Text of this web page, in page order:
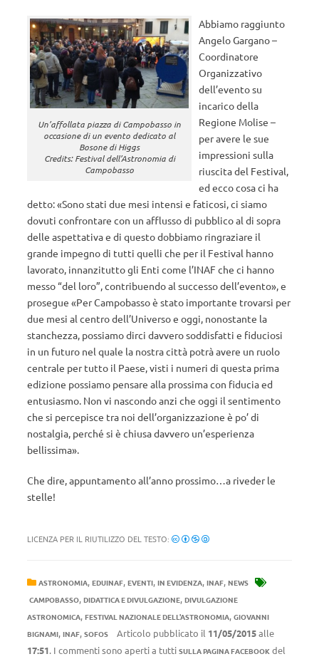
Un’affollata piazza di Campobasso in
occasione di un evento dedicato al
Bosone di Higgs
Credits: Festival dell’Astronomia di
Campobasso
Abbiamo raggiunto
Angelo Gargano –
Coordinatore
Organizzativo
dell’evento su
incarico della
Regione Molise –
per avere le sue
impressioni sulla
riuscita del Festival,
ed ecco cosa ci ha
detto: «Sono stati due mesi intensi e faticosi, ci siamo
dovuti confrontare con un afflusso di pubblico al di sopra
delle aspettativa e di questo dobbiamo ringraziare il
grande impegno di tutti quelli che per il Festival hanno
lavorato, innanzitutto gli Enti come l’INAF che ci hanno
messo “del loro”, contribuendo al successo dell’evento», e
prosegue «Per Campobasso è stato importante trovarsi per
due mesi al centro dell’Universo e oggi, nonostante la
stanchezza, possiamo dirci davvero soddisfatti e fiduciosi
in un futuro nel quale la nostra città potrà avere un ruolo
centrale per tutto il Paese, visti i numeri di questa prima
edizione possiamo pensare alla prossima con fiducia ed
entusiasmo. Non vi nascondo anzi che oggi il sentimento
che si percepisce tra noi dell’organizzazione è po’ di
nostalgia, perché si è chiusa davvero un’esperienza
bellissima».
Che dire, appuntamento all’anno prossimo…a riveder le
stelle!
LICENZA PER IL RIUTILIZZO DEL TESTO:
ASTRONOMIA, EDUINAF, EVENTI, IN EVIDENZA, INAF, NEWS
CAMPOBASSO, DIDATTICA E DIVULGAZIONE, DIVULGAZIONE
ASTRONOMICA, FESTIVAL NAZIONALE DELL'ASTRONOMIA, GIOVANNI
BIGNAMI, INAF, SOFOS Articolo pubblicato il 11/05/2015alle
17:51. I commenti sono aperti a tutti SULLA PAGINA FACEBOOK del